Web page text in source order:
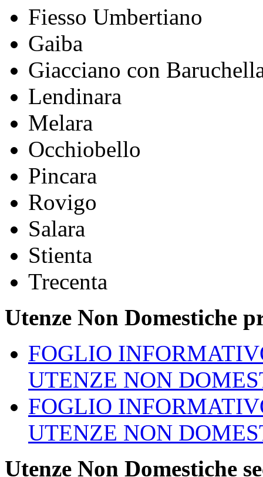
Fiesso Umbertiano
Gaiba
Giacciano con
Lendinara
Melara
Occhiobello
Pincara
Rovigo
Salara
Stienta
Trecenta
Utenze Non Domestiche
FOGLIO
UTENZE NON
FOGLIO
UTENZE NON
Utenze Non Domestiche